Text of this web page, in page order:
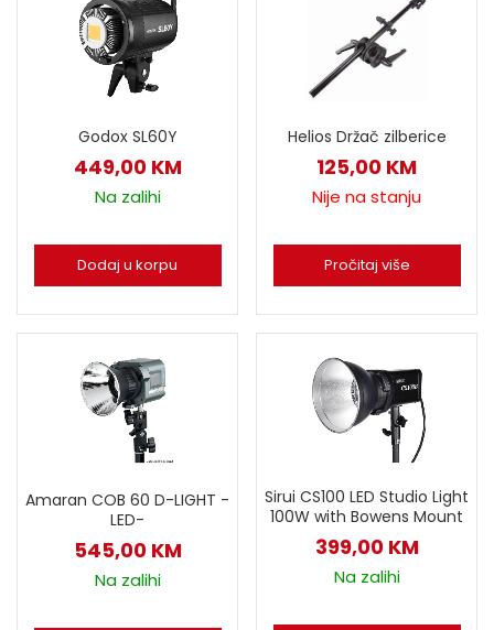
Godox SL60Y
449,00 KM
Na zalihi
Dodaj u korpu
Helios Držač zilberice
125,00 KM
Nije na stanju
Pročitaj više
Amaran COB 60 D-LIGHT -
LED-
545,00 KM
Na zalihi
Sirui CS100 LED Studio Light
100W with Bowens Mount
399,00 KM
Na zalihi